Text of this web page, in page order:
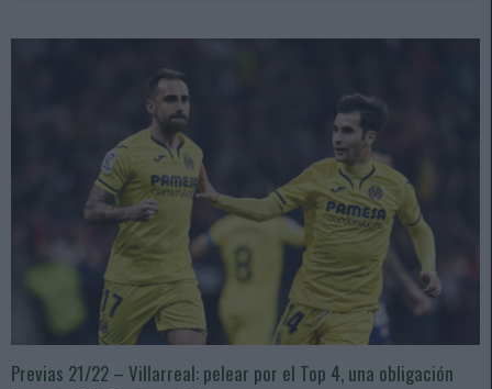
Previas 21/22 – Villarreal: pelear por el Top 4, una obligación